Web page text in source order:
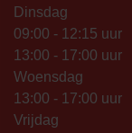
Dinsdag
09:00 - 12:15 uur
13:00 - 17:00 uur
Woensdag
13:00 - 17:00 uur
Vrijdag